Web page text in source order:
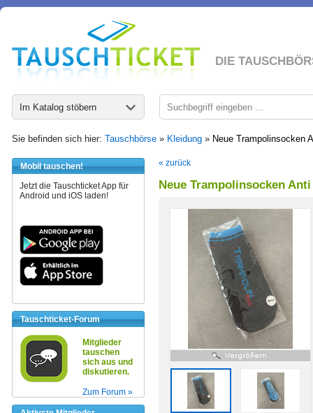
DIE
Im Katalog stöbern
Sie befinden sich hier: Tauschbörse » Kleidung » Neue Trampolinsocken
Mobil tauschen!
Jetzt die Tauschticket App für
Android und iOS laden!
Tauschticket-Forum
Mitglieder
tauschen
sich aus und
diskutieren.
Zum Forum »
« zurück
Neue Trampolinsocken